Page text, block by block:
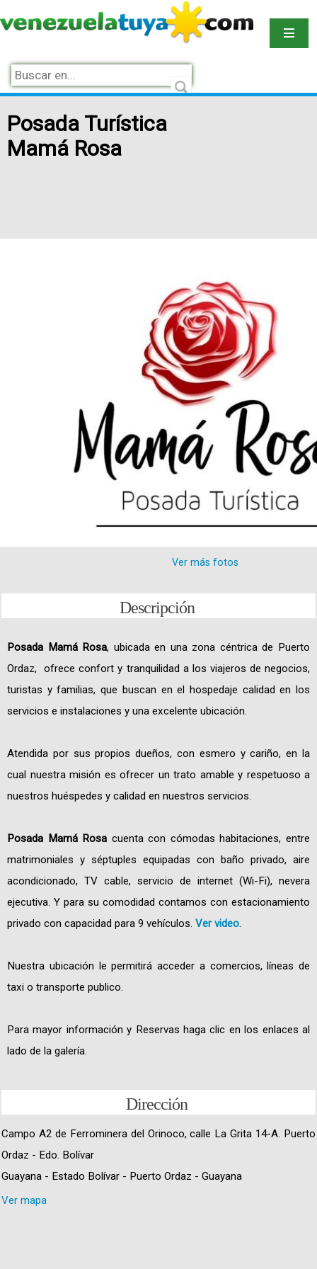
Posada Turística
Mamá Rosa
Ver más fotos
Descripción
Posada Mamá Rosa, ubicada en una zona céntrica de Puerto
Ordaz, ofrece confort y tranquilidad a los viajeros de negocios,
turistas y familias, que buscan en el hospedaje calidad en los
servicios e instalaciones y una excelente ubicación.
Atendida por sus propios dueños, con esmero y cariño, en la
cual nuestra misión es ofrecer un trato amable y respetuoso a
nuestros huéspedes y calidad en nuestros servicios.
Posada Mamá Rosa cuenta con cómodas habitaciones, entre
matrimoniales y séptuples equipadas con baño privado, aire
acondicionado, TV cable, servicio de internet (Wi-Fi), nevera
ejecutiva. Y para su comodidad contamos con estacionamiento
privado con capacidad para 9 vehículos. Ver video.
Nuestra ubicación le permitirá acceder a comercios, líneas de
taxi o transporte publico.
Para mayor información y Reservas haga clic en los enlaces al
lado de la galería.
Dirección
Campo A2 de Ferrominera del Orinoco, calle La Grita 14-A. Puerto
Ordaz - Edo. Bolívar
Guayana - Estado Bolívar - Puerto Ordaz - Guayana
Ver mapa